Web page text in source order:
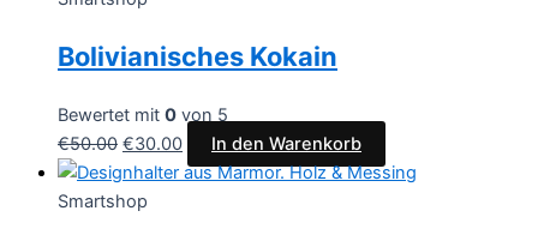
Bolivianisches Kokain
Bewertet mit 0 von 5
€50.00 €30.00 In den Warenkorb
Smartshop